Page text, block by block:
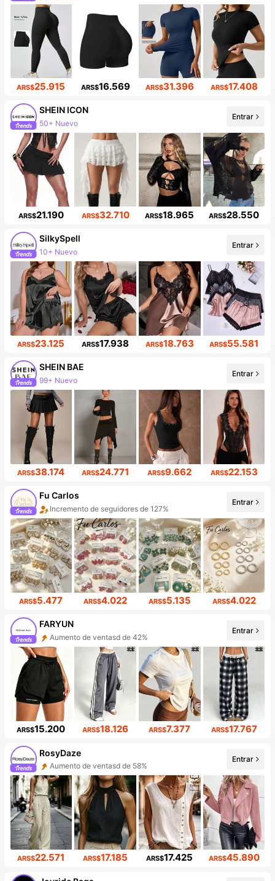
ARS$25.915 ARS$16.569 ARS$31.396 ARS$17.408
SHEIN ICON
50+ Nuevo
1.8M seguidores
Entrar
ARS$21.190 ARS$32.710 ARS$18.965 ARS$28.550
SilkySpell
10+ Nuevo
287K seguidores
Entrar
ARS$23.125 ARS$17.938 ARS$18.763 ARS$55.581
SHEIN BAE
99+ Nuevo
Incremento de seguidores de 15%
Entrar
ARS$38.174 ARS$24.771 ARS$9.662 ARS$22.153
Fu Carlos
Incremento de seguidores de 127%
Entrar
ARS$5.477 ARS$4.022 ARS$5.135 ARS$4.022
FARYUN
Aumento de ventasd de 42%
Incremento de seguidores de 417%
Entrar
ARS$15.200 ARS$18.126 ARS$7.377 ARS$17.767
RosyDaze
Aumento de ventasd de 58%
Incremento de seguidores de 106%
Entrar
ARS$22.571 ARS$17.185 ARS$17.425 ARS$45.890